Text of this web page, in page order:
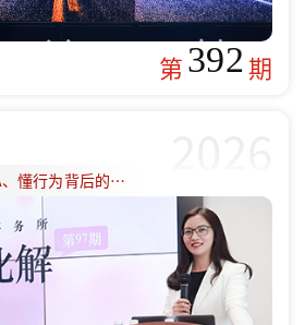
第392期
懂法律、懂你、懂TA、懂行为背后的原因